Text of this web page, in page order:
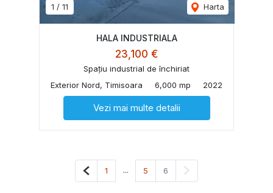
1 / 11 Harta
HALA INDUSTRIALA
23,100 €
Spațiu industrial de închiriat
Exterior Nord, Timisoara
6,000 mp 2022
Vezi mai multe detalii
Pagina anterioară
1 ... 5 6